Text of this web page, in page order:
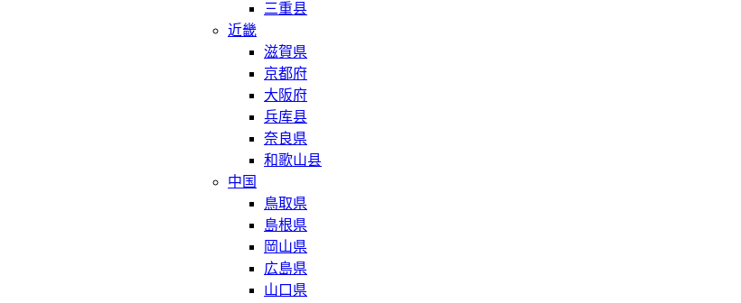
三重县
近畿
滋賀県
京都府
大阪府
兵库县
奈良県
和歌山县
中国
鳥取県
島根県
岡山県
広島県
山口県